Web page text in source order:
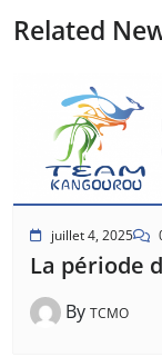
Related
juillet 4, 2025
La période
By TCMO